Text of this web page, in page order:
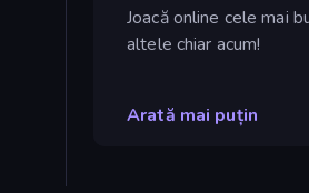
Joacă online cele mai
altele chiar acum!
Arată mai puțin